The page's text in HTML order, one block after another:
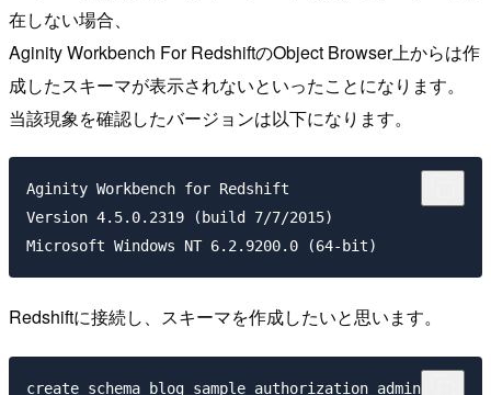
在しない場合、
Aginity Workbench For RedshiftのObject Browser上からは作
成したスキーマが表示されないといったことになります。
当該現象を確認したバージョンは以下になります。
Aginity Workbench for Redshift
Version 4.5.0.2319 (build 7/7/2015)
Redshiftに接続し、スキーマを作成したいと思います。